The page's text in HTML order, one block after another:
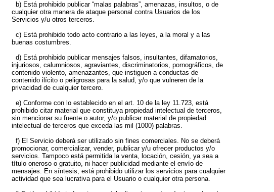
b) Está prohibido publicar “malas palabras”, amenazas, insultos, o de
cualquier otra manera de ataque personal contra Usuarios de los
Servicios y/u otros terceros.
c) Está prohibido todo acto contrario a las leyes, a la moral y a las
buenas costumbres.
d) Está prohibido publicar mensajes falsos, insultantes, difamatorios,
injuriosos, calumniosos, agraviantes, discriminatorios, pornográficos, de
contenido violento, amenazantes, que instiguen a conductas de
contenido ilícito o peligrosas para la salud, y/o que vulneren de la
privacidad de cualquier tercero.
e) Conforme con lo establecido en el art. 10 de la ley 11.723, está
prohibido citar material que constituya propiedad intelectual de terceros,
sin mencionar su fuente o autor, y/o publicar material de propiedad
intelectual de terceros que exceda las mil (1000) palabras.
f) El Servicio deberá ser utilizado sin fines comerciales. No se deberá
promocionar, comercializar, vender, publicar y/u ofrecer productos y/o
servicios. Tampoco está permitida la venta, locación, cesión, ya sea a
título oneroso o gratuito, ni hacer publicidad mediante el envío de
mensajes. En síntesis, está prohibido utilizar los servicios para cualquier
actividad que sea lucrativa para el Usuario o cualquier otra persona.